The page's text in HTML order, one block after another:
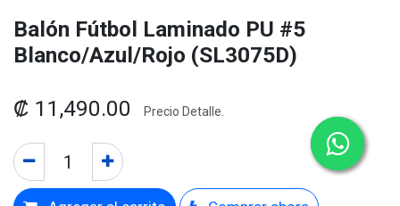
Balón Fútbol Laminado PU #5
Blanco/Azul/Rojo (SL3075D)
₡ 11,490.00 Precio Detalle.